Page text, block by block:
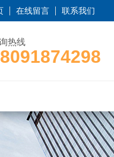
在线留言 联系我们
热线